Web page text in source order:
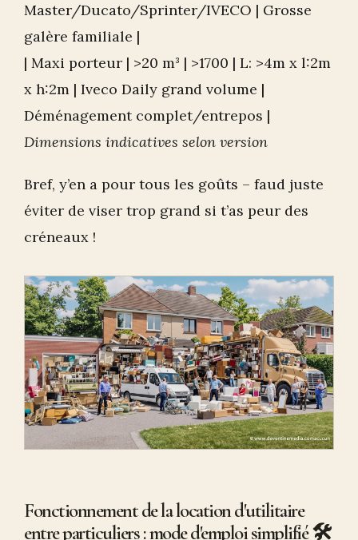
Master/Ducato/Sprinter/IVECO | Grosse
galère familiale |
| Maxi porteur | >20 m³ | >1700 | L: >4m x l:2m
x h:2m | Iveco Daily grand volume |
Déménagement complet/entrepos |
Dimensions indicatives selon version
Bref, y’en a pour tous les goûts – faud juste
éviter de viser trop grand si t’as peur des
créneaux !
Fonctionnement de la location d'utilitaire
entre particuliers : mode d'emploi simplifié 🛠️